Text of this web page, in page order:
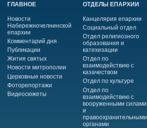
ГЛАВНОЕ
Новости
Набережночелнинской
епархии
Комментарий дня
Публикации
Жития святых
Новости митрополии
Церковные новости
Фоторепортажи
Видеосюжеты
ОТДЕЛЫ ЕПАРХИИ
Канцелярия епархии
Социальный отдел
Отдел религиозного
образования и
катехизации
Отдел по
взаимодействию с
казачеством
Отдел по культуре
Отдел по
взаимодействию с
вооруженными силами
и
правоохранительными
органами